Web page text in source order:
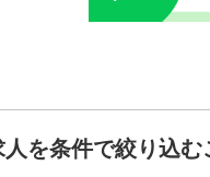
を条件で絞り込む